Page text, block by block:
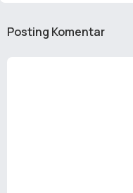
Posting Komentar